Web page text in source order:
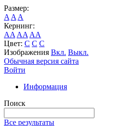
Размер:
A A A
Кернинг:
AA AA AA
Цвет: C C C
Изображения Вкл. Выкл.
Обычная версия сайта
Войти
Информация
Поиск
Все результаты